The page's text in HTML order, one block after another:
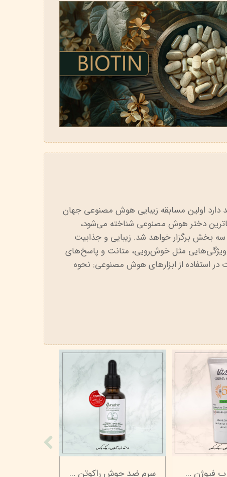
دارد اولین مسابقه زیبایی هوش مصنوعی جهان
دختر هوش مصنوعی شناخته می‌شود،
دلار دارد و در سه بخش برگزار خواهد شد. زیبایی و جذابیت
مثل خوش‌رویی، متانت و پاسخ‌های
استفاده از ابزارهای هوش مصنوعی: نحوه
کرم آلوئه ورا و ویتامین e ویتابلا ژل آبرسان پوست خشک ویتابلا - 50 میلی لیتر